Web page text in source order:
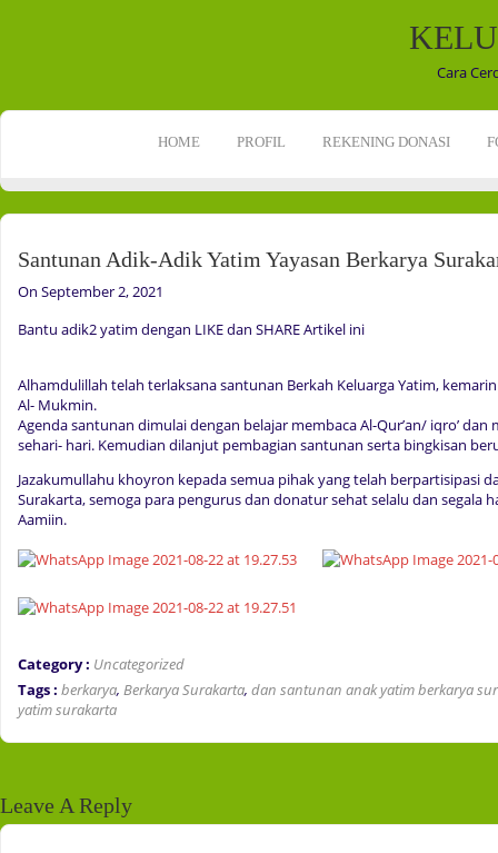
Cara
HOME PROFIL REKENING DONASI
Santunan Adik-Adik Yatim Yayasan Berkarya
On September 2, 2021
Bantu adik2 yatim dengan LIKE dan SHARE Artikel ini
Alhamdulillah telah terlaksana santunan Berkah Keluarga Yatim,
Al- Mukmin.
Agenda santunan dimulai dengan belajar membaca Al-Qur’an/ iqro’ dan
sehari- hari. Kemudian dilanjut pembagian santunan serta bingkisan
Jazakumullahu khoyron kepada semua pihak yang telah berpartisipasi
Surakarta, semoga para pengurus dan donatur sehat selalu dan segala
Aamiin.
Category : Uncategorized
Tags : berkarya, Berkarya Surakarta, dan santunan anak yatim berkarya
yatim surakarta
Leave A Reply